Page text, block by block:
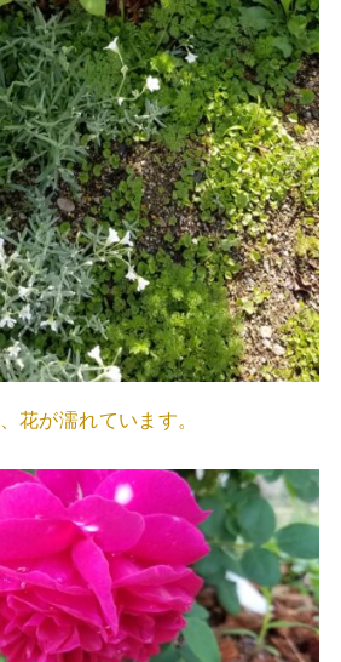
花が濡れています。